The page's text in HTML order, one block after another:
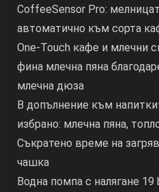
CoffeeSensor Pro:
автоматично към сорта
One-Touch кафе и млечни
фина млечна пяна
млечна дюза
В допълнение към
избрано: млечна пяна,
Съкратено време на
чашка
Водна помпа с налягане 19